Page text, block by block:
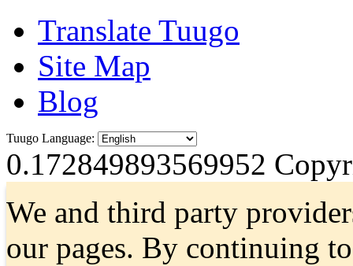
Translate Tuugo
Site Map
Blog
Tuugo Language:
0.172849893569952
We and third party
our pages. By continuing